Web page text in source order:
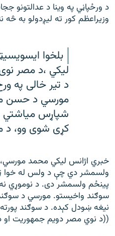
د ورځپاڼي په وينا د عدالتونو
وزيراعظم کور ته لیږدولو به
بلخوا
ليکي ،د مصر
د تير خالی په
مورسي د حسن
شپاړس مياشتي
کړی شوی وو،
خبري اژانس ليکي محمد
ولسمشر دي چې د ولس له
پينځم ولسمشر دی. د نوموړي
سوګند واخيستو. مورسي د
نيغه ښودل کېده. د سوګند
((د نوي مصر دويم جمهوریت